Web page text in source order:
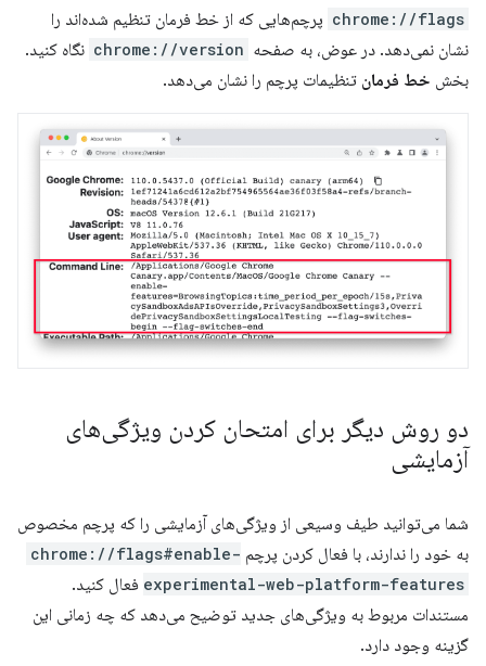
chrome://flags پرچم‌هایی که از خط فرمان تنظیم شده‌اند را
نشان نمی‌دهد. در عوض، به صفحه chrome://version نگاه کنید.
بخش خط فرمان تنظیمات پرچم را نشان می‌دهد.
دو روش دیگر برای امتحان کردن ویژگی‌های
آزمایشی
شما می‌توانید طیف وسیعی از ویژگی‌های آزمایشی را که پرچم مخصوص
به خود را ندارند، با فعال کردن پرچم chrome://flags#enable-
experimental-web-platform-features فعال کنید.
مستندات مربوط به ویژگی‌های جدید توضیح می‌دهد که چه زمانی این
گزینه وجود دارد.